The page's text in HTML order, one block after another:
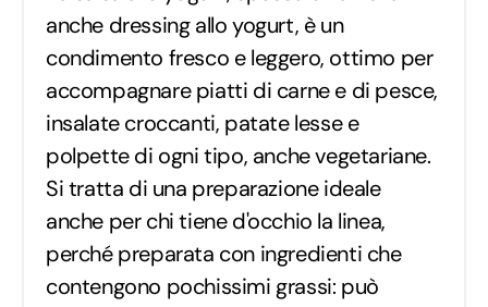
anche dressing allo yogurt, è un
condimento fresco e leggero, ottimo per
accompagnare piatti di carne e di pesce,
insalate croccanti, patate lesse e
polpette di ogni tipo, anche vegetariane.
Si tratta di una preparazione ideale
anche per chi tiene d'occhio la linea,
perché preparata con ingredienti che
contengono pochissimi grassi: può